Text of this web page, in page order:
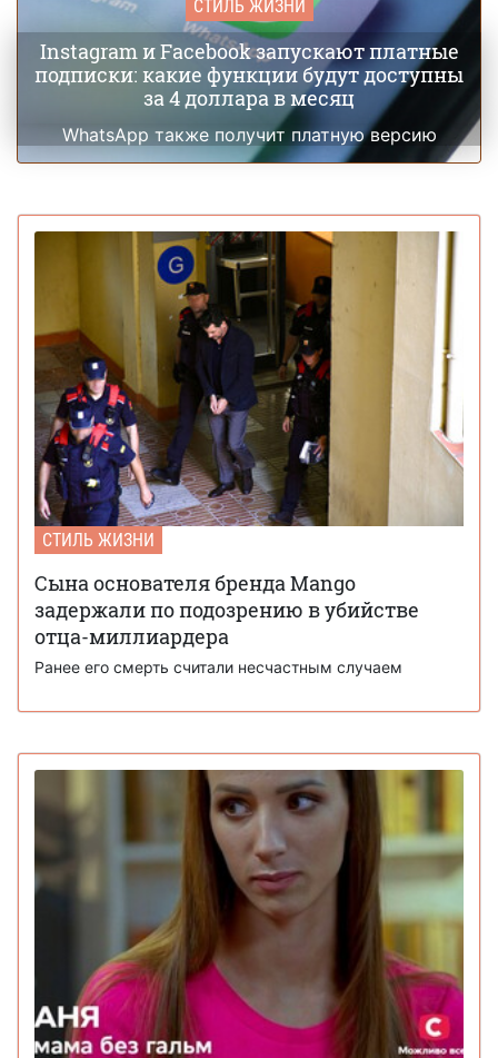
СТИЛЬ ЖИЗНИ
Instagram и Facebook запускают платные
подписки: какие функции будут доступны
за 4 доллара в месяц
WhatsApp также получит платную версию
СТИЛЬ ЖИЗНИ
Сына основателя бренда Mango
задержали по подозрению в убийстве
отца-миллиардера
Ранее его смерть считали несчастным случаем